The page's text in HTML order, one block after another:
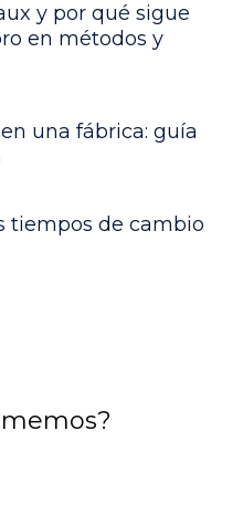
y por qué sigue
en métodos y
una fábrica: guía
tiempos de cambio